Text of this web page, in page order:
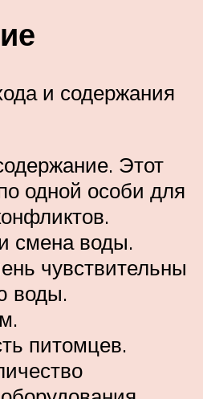
и содержания
Этот
одной особи для
смена воды.
чувствительны
воды.
питомцев.